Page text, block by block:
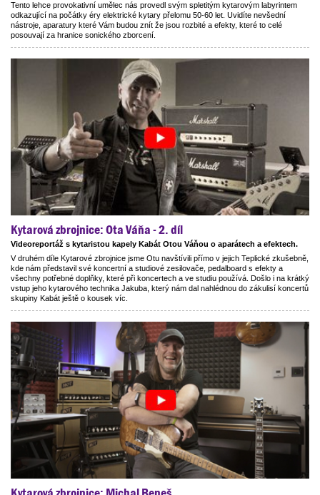
Tento lehce provokativní umělec nás provedl svým spletitým kytarovým labyrintem
odkazující na počátky éry elektrické kytary přelomu 50-60 let. Uvidíte nevšední
nástroje, aparatury které Vám budou znít že jsou rozbité a efekty, které to celé
posouvají za hranice sonického zborcení.
Kytarová zbrojnice: Ota Váňa - 2. díl
Videoreportáž s kytaristou kapely Kabát Otou Váňou o aparátech a efektech.
V druhém díle Kytarové zbrojnice jsme Otu navštívili přímo v jejich Teplické zkušebně,
kde nám představil své koncertní a studiové zesilovače, pedalboard s efekty a
všechny potřebné doplňky, které při koncertech a ve studiu používá. Došlo i na krátký
vstup jeho kytarového technika Jakuba, který nám dal nahlédnou do zákulisí koncertů
skupiny Kabát ještě o kousek víc.